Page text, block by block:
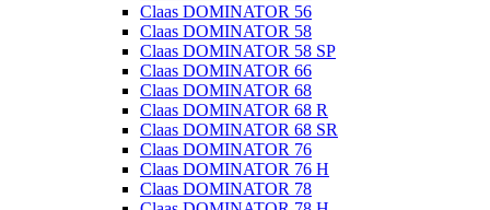
Claas DOMINATOR 56
Claas DOMINATOR 58
Claas DOMINATOR 58 SP
Claas DOMINATOR 66
Claas DOMINATOR 68
Claas DOMINATOR 68 R
Claas DOMINATOR 68 SR
Claas DOMINATOR 76
Claas DOMINATOR 76 H
Claas DOMINATOR 78